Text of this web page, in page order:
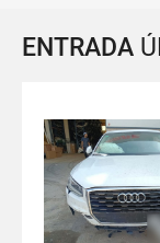
ENTRADA